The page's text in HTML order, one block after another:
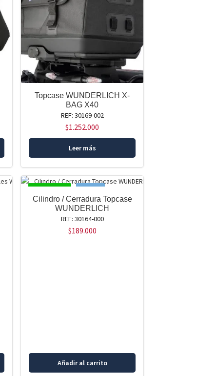
Topcase WUNDERLICH X-
BAG X40
REF: 30169-002
$1.252.000
Leer más
DISPONIBLE NUEVO!
Cilindro / Cerradura Topcase
WUNDERLICH
REF: 30164-000
$189.000
Añadir al carrito